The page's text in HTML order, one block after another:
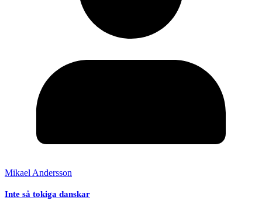
Mikael Andersson
Inte så tokiga danskar